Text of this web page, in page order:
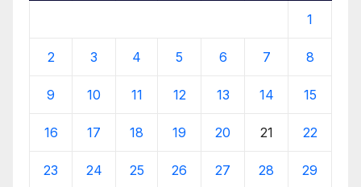
1
2 3 4 5 6 7 8
9 10 11 12 13 14 15
16 17 18 19 20 21 22
23 24 25 26 27 28 29